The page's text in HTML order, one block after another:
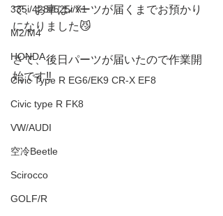
335i/428i/525i/X1
M2/M4
HONDA
Civic Type R EG6/EK9 CR-X EF8
Civic type R FK8
VW/AUDI
空冷Beetle
Scirocco
GOLF/R
で、お車はパーツが届くまでお預かり
になりました😼
さて、後日パーツが届いたので作業開
始です‼️